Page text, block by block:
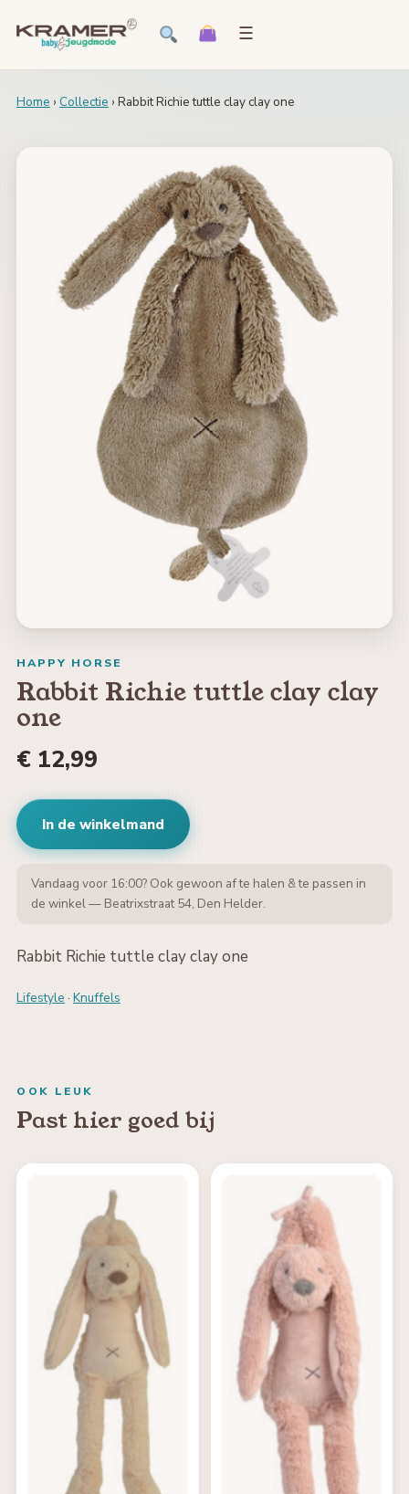
☰
Home › Collectie › Rabbit Richie tuttle clay clay one
HAPPY HORSE
Rabbit Richie tuttle clay clay
one
€ 12,99
In de winkelmand
Vandaag voor 16:00? Ook gewoon af te halen & te passen in
de winkel — Beatrixstraat 54, Den Helder.
Rabbit Richie tuttle clay clay one
Lifestyle · Knuffels
OOK LEUK
Past hier goed bij